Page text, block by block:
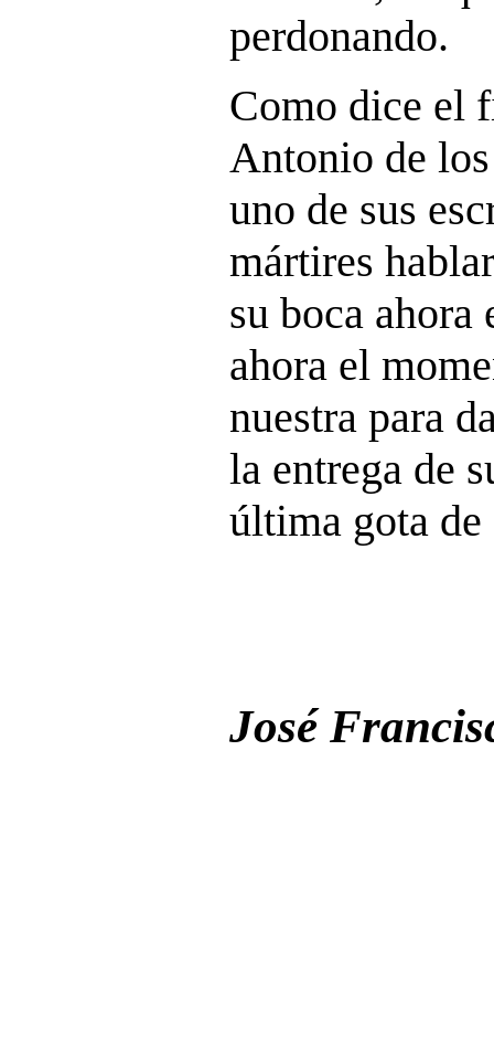
perdonando.
Como dice el
Antonio de
uno de sus
mártires
su boca ahora
ahora el
nuestra para
la entrega de
última gota de
José